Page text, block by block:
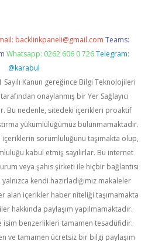
backlinkpaneli@gmail.com Teams:
Whatsapp: 0262 606 0 726 Telegram:
@karabul
Sayılı Kanun gereğince Bilgi Teknolojileri
onaylanmış bir Yer Sağlayıcı
Bu nedenle, sitedeki içerikleri proaktif
yükümlülüğümüz bulunmamaktadır.
içeriklerin sorumluluğunu taşımakta olup,
kabul etmiş sayılırlar. Bu internet
veya şahıs şirketi ile hiçbir bağlantısı
kendi hazırladığımız makaleler
alan içerikler haber niteliği taşımamakta
hakkında paylaşım yapılmamaktadır.
isim benzerlikleri tamamen tesadüfidir.
ve tamamen ücretsiz bir bilgi paylaşım